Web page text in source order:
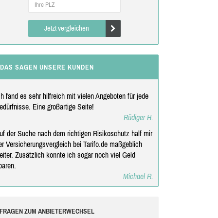
Jetzt vergleichen
DAS SAGEN UNSERE KUNDEN
fand es sehr hilfreich mit vielen Angeboten für jede
Eine großartige Seite!
Rüdiger H.
der Suche nach dem richtigen Risikoschutz half mir
Versicherungsvergleich bei Tarifo.de maßgeblich
Zusätzlich konnte ich sogar noch viel Geld
Michael R.
FRAGEN ZUM ANBIETERWECHSEL